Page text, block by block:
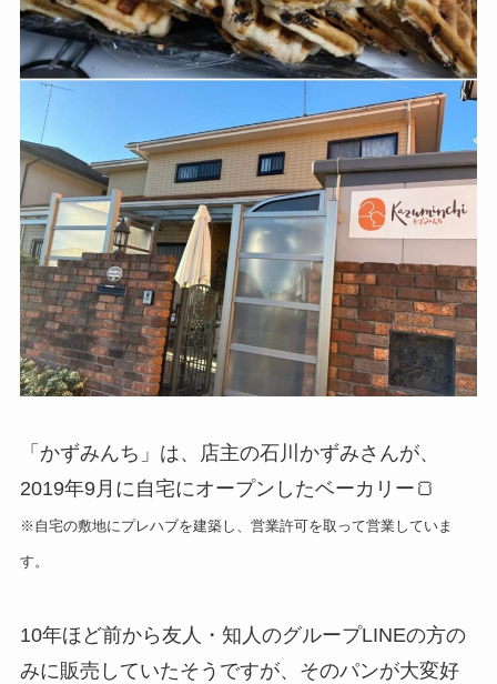
「かずみんち」は、店主の石川かずみさんが、
2019年9月に自宅にオープンしたベーカリー🍞
※自宅の敷地にプレハブを建築し、営業許可を取って営業していま
す。
10年ほど前から友人・知人のグループLINEの方の
みに販売していたそうですが、そのパンが大変好